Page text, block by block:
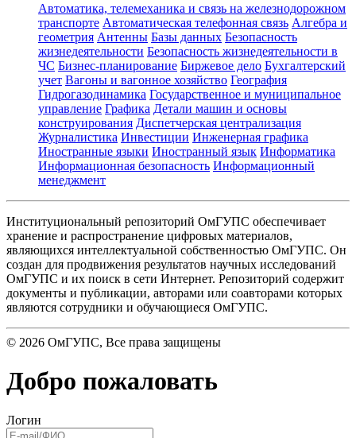
Автоматика, телемеханика и связь на железнодорожном
транспорте Автоматическая телефонная связь Алгебра и
геометрия Антенны Базы данных Безопасность
жизнедеятельности Безопасность жизнедеятельности в
ЧС Бизнес-планирование Биржевое дело Бухгалтерский
учет Вагоны и вагонное хозяйство География
Гидрогазодинамика Государственное и муниципальное
управление Графика Детали машин и основы
конструирования Диспетчерская централизация
Журналистика Инвестиции Инженерная графика
Иностранные языки Иностранный язык Информатика
Информационная безопасность Информационный
менеджмент
Институциональный репозиторий ОмГУПС обеспечивает
хранение и распространение цифровых материалов,
являющихся интеллектуальной собственностью ОмГУПС. Он
создан для продвижения результатов научных исследований
ОмГУПС и их поиск в сети Интернет. Репозиторий содержит
документы и публикации, авторами или соавторами которых
являются сотрудники и обучающиеся ОмГУПС.
© 2026 ОмГУПС, Все права защищены
Добро пожаловать
Логин